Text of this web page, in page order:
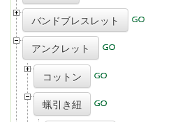
バンドブレスレット
アンクレット
コットン
蝋引き紐